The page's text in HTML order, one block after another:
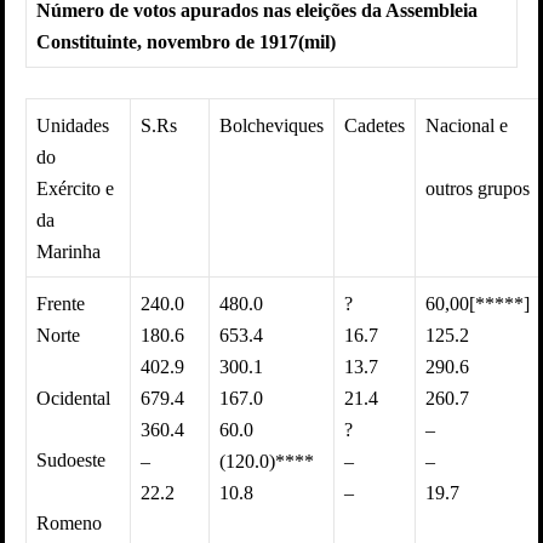
Número de votos apurados nas eleições da Assembleia
Constituinte, novembro de 1917(mil)
Unidades
do
Exército e
da
Marinha
S.Rs Bolcheviques Cadetes Nacional e
outros grupos
Frente
Norte
Ocidental
Sudoeste
Romeno
240.0
180.6
402.9
679.4
360.4
–
22.2
480.0
653.4
300.1
167.0
60.0
(120.0)****
10.8
?
16.7
13.7
21.4
?
–
–
60,00[*****]
125.2
290.6
260.7
–
–
19.7